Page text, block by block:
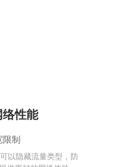
性能
限制
以隐藏流量类型，防